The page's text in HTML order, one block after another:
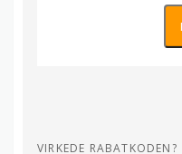
VIRKEDE RABATKODEN?